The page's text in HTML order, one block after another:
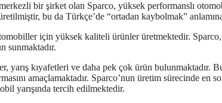
bir şirket olan Sparco, yüksek performanslı
bu da Türkçe’de “ortadan kaybolmak”
için yüksek kaliteli ürünler üretmektedir. Sparco,
sunmaktadır.
yarış kıyafetleri ve daha pek çok ürün bulunmaktadır.
amaçlamaktadır. Sparco’nun üretim sürecinde en
yarışında tercih edilmektedir.